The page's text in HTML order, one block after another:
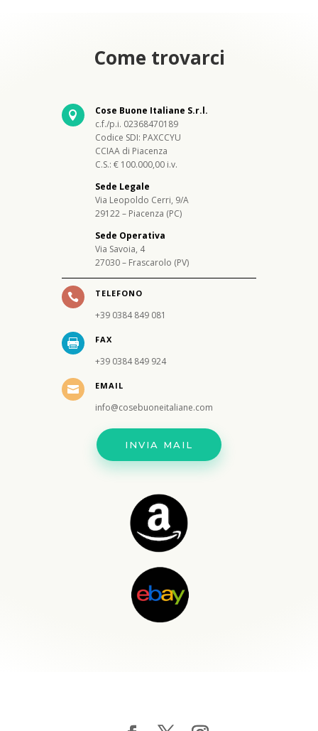
Come trovarci

Cose Buone Italiane S.r.l.
c.f./p.i. 02368470189
Codice SDI: PAXCCYU
CCIAA di Piacenza
C.S.: € 100.000,00 i.v.
Sede Legale
Via Leopoldo Cerri, 9/A
29122 – Piacenza (PC)
Sede Operativa
Via Savoia, 4
27030 – Frascarolo (PV)
 TELEFONO
+39 0384 849 081
 FAX
+39 0384 849 924
 EMAIL
info@cosebuoneitaliane.com
INVIA MAIL